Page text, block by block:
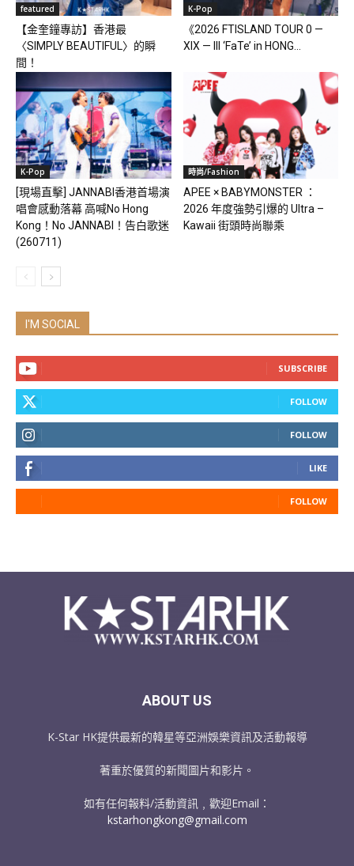
featured
【金奎鐘專訪】香港最
〈SIMPLY BEAUTIFUL〉的瞬
間！
K-Pop
《2026 FTISLAND TOUR 0 —
XIX — III ‘FaTe’ in HONG...
K-Pop
[現場直擊] JANNABI香港首場演
唱會感動落幕 高喊No Hong
Kong！No JANNABI！告白歌迷
(260711)
時尚/Fashion
APEE × BABYMONSTER ：
2026 年度強勢引爆的 Ultra –
Kawaii 街頭時尚聯乘
I'M SOCIAL
SUBSCRIBE
FOLLOW
FOLLOW
LIKE
FOLLOW
ABOUT US
K-Star HK提供最新的韓星等亞洲娛樂資訊及活動報導
著重於優質的新聞圖片和影片。
如有任何報料/活動資訊﹐歡迎Email：
kstarhongkong@gmail.com